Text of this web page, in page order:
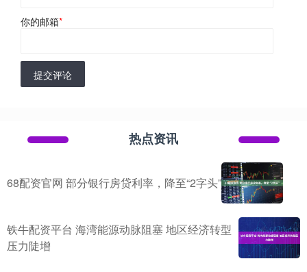
你的邮箱*
提交评论
热点资讯
68配资官网 部分银行房贷利率，降至“2字头”
铁牛配资平台 海湾能源动脉阻塞 地区经济转型
压力陡增